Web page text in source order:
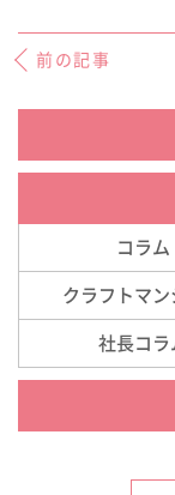
前の記事
コラム
クラフトマ
社長コラ